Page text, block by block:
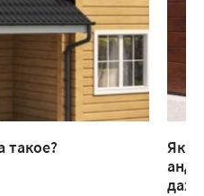
такое?
Як
дах